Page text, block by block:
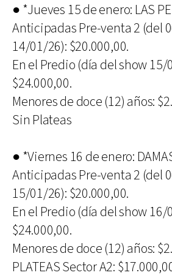
● *Jueves 15 de enero: LAS
Anticipadas Pre-venta 2 (del
14/01/26): $20.000,00.
En el Predio (día del show 15/
$24.000,00.
Menores de doce (12) años:
Sin Plateas
● *Viernes 16 de enero:
Anticipadas Pre-venta 2 (del
15/01/26): $20.000,00.
En el Predio (día del show 16/
$24.000,00.
Menores de doce (12) años:
PLATEAS Sector A2: